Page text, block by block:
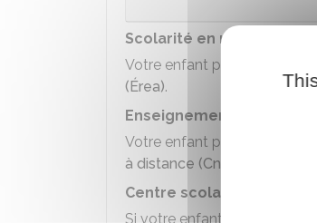
Scolarité en milieu adapté
Votre enfant peut être
(Érea).
Enseignement à distance
Votre enfant peut suivre
à distance (Cned)
Centre scolaire à l'hôpital
Si votre enfant est